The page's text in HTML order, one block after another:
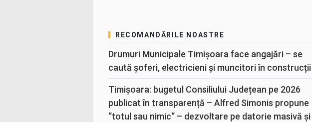
RECOMANDĂRILE NOASTRE
Drumuri Municipale Timișoara face angajări – se
caută șoferi, electricieni și muncitori în construcții
Timișoara: bugetul Consiliului Județean pe 2026
publicat în transparență – Alfred Simonis propune
“totul sau nimic“ – dezvoltare pe datorie masivă și